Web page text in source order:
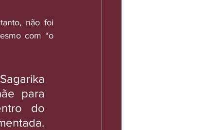
não foi
com “o
para
do